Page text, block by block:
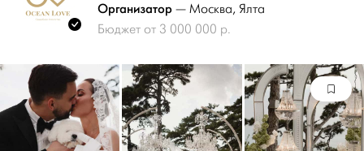
Организатор — Москва, Ялта
Бюджет от 3 000 000 р.